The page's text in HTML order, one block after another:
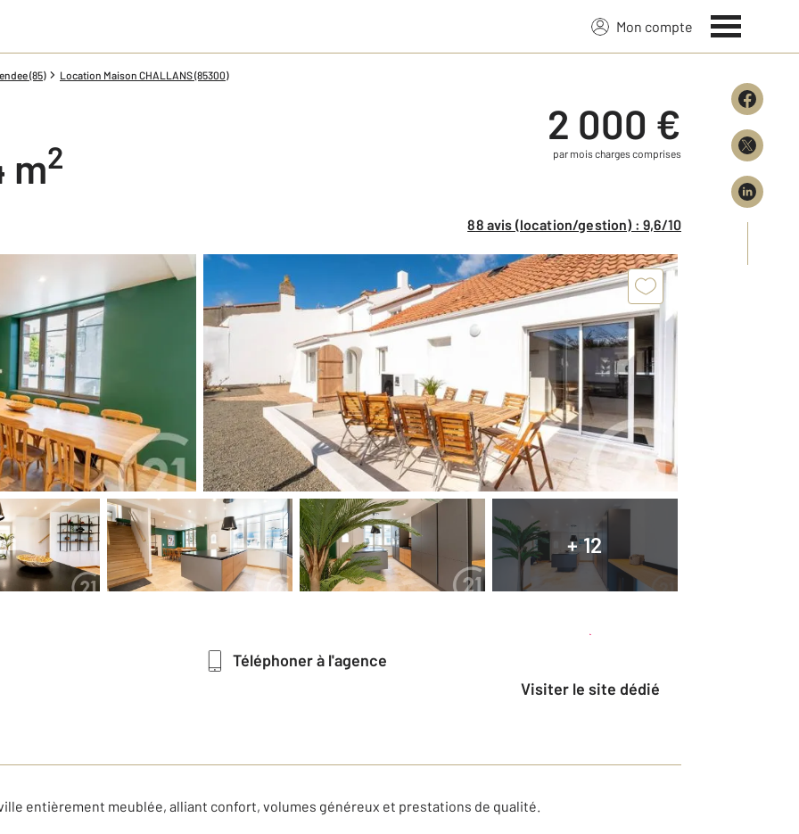
Mon compte
(85) Location Maison CHALLANS (85300)
m2
2 000 €
par mois charges comprises
88 avis (location/gestion) : 9,6/10
+ 12
Téléphoner à l'agence
Visiter le site dédié
entièrement meublée, alliant confort, volumes généreux et prestations de qualité.